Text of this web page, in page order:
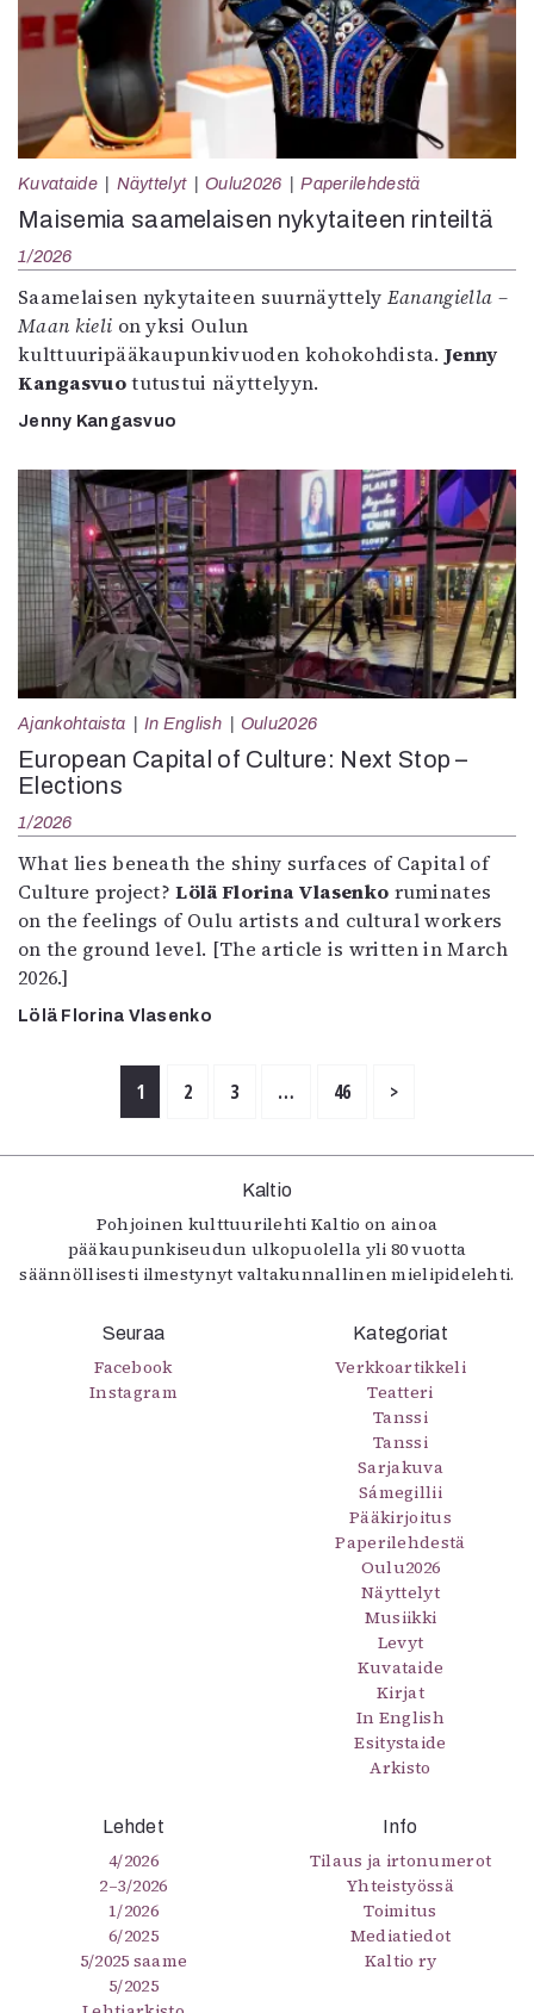
Kuvataide Näyttelyt Oulu2026 Paperilehdestä
Maisemia saamelaisen nykytaiteen rinteiltä
1/2026
Saamelaisen nykytaiteen suurnäyttely Eanangiella –
Maan kieli on yksi Oulun
kulttuuripääkaupunkivuoden kohokohdista.Jenny
Kangasvuotutustui näyttelyyn.
Jenny Kangasvuo
Ajankohtaista In English Oulu2026
European Capital of Culture: Next Stop –
Elections
1/2026
What lies beneath the shiny surfaces of Capital of
Culture project?Lölä Florina Vlasenko ruminates
on the feelings of Oulu artists and cultural workers
on the ground level. [The article is written in March
2026.]
Lölä Florina Vlasenko
1 2 3 … 46 >
Kaltio
Pohjoinen kulttuurilehti Kaltio on ainoa
pääkaupunkiseudun ulkopuolella yli 80 vuotta
säännöllisesti ilmestynyt valtakunnallinen mielipidelehti.
Seuraa
Facebook
Instagram
Kategoriat
Verkkoartikkeli
Teatteri
Tanssi
Tanssi
Sarjakuva
Sámegillii
Pääkirjoitus
Paperilehdestä
Oulu2026
Näyttelyt
Musiikki
Levyt
Kuvataide
Kirjat
In English
Esitystaide
Arkisto
Lehdet
4/2026
2–3/2026
1/2026
6/2025
5/2025 saame
5/2025
Info
Tilaus ja irtonumerot
Yhteistyössä
Toimitus
Mediatiedot
Kaltio ry